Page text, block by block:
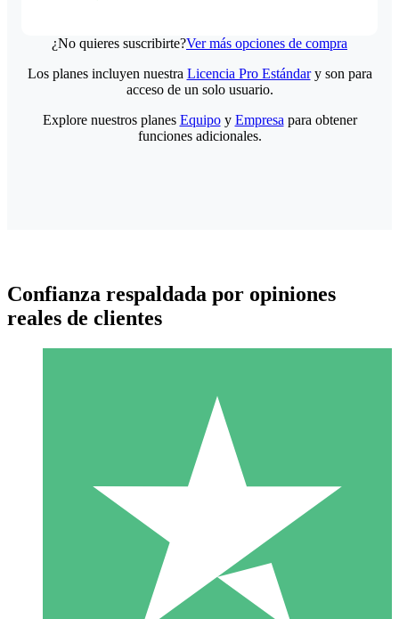
¿No quieres suscribirte?Ver más opciones de compra
Paquetes de Créditos Individuales
Paga según el uso con créditos de descarga. Sin compromiso
10 00
Los planes incluyen nuestra Licencia Pro Estándary son para
acceso de un solo usuario.
Explore nuestros planes Equipoy Empresa para obtener
funciones adicionales.
Confianza respaldada por opiniones
reales de clientes